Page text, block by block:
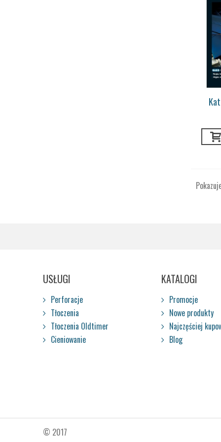
USŁUGI
Perforacje
Tłoczenia
Tłoczenia Oldtimer
Cieniowanie
KATALOGI
Promocje
Nowe produkty
Najczęściej
Blog
© 2017